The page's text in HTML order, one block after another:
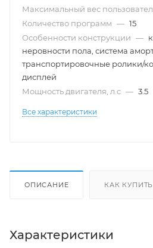
Максимальный вес
Количество программ — 15
Особенности конструкции —
неровности пола, система
транспортировочные ролики/
дисплей
Мощность двигателя, л.с — 3.5
Все характеристики
ОПИСАНИЕ КАК КУПИТЬ
Характеристики